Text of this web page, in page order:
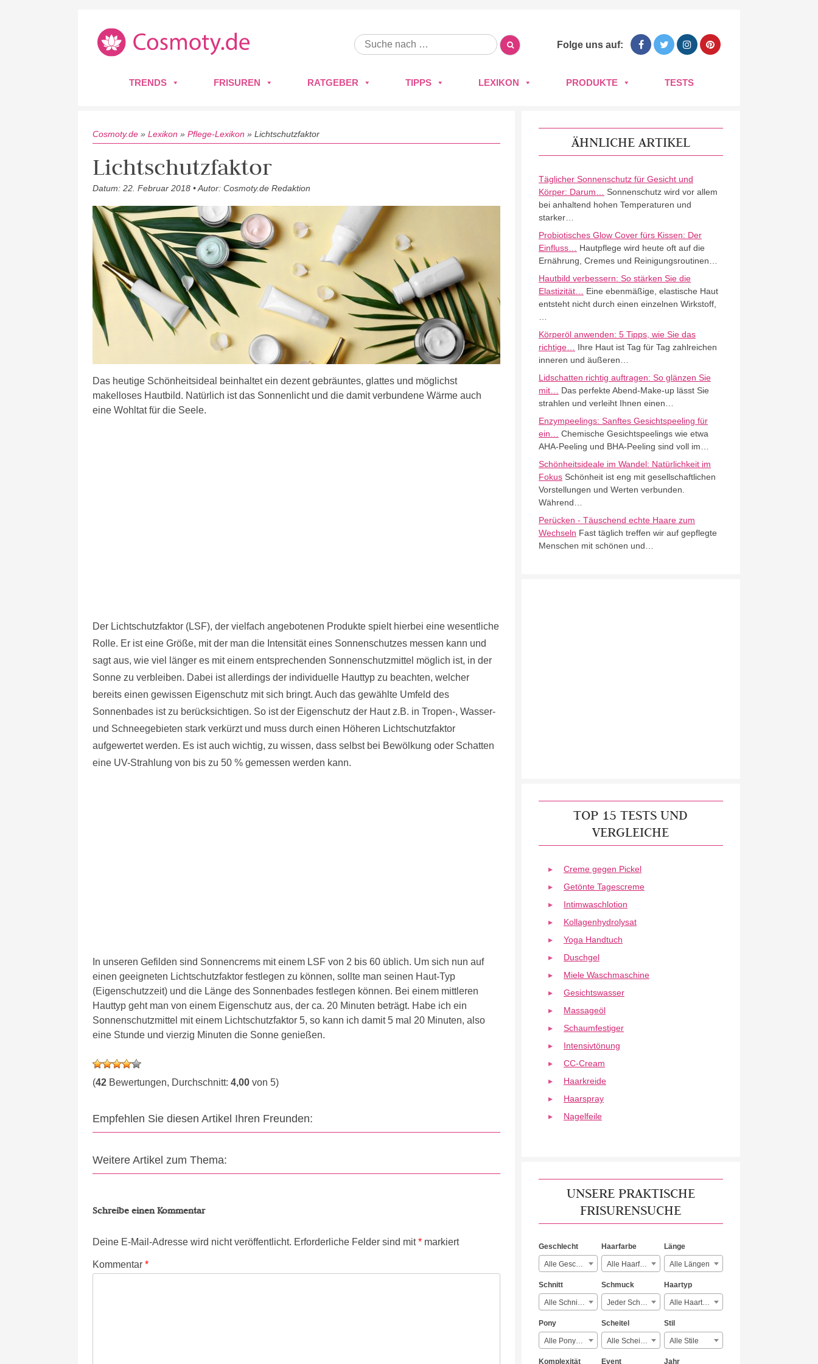
Folge uns auf:
TRENDS FRISUREN RATGEBER TIPPS LEXIKON PRODUKTE TESTS
Cosmoty.de » Lexikon » Pflege-Lexikon » Lichtschutzfaktor
Lichtschutzfaktor
Datum: 22. Februar 2018 • Autor: Cosmoty.de Redaktion
Das heutige Schönheitsideal beinhaltet ein dezent gebräuntes, glattes und möglichst
makelloses Hautbild. Natürlich ist das Sonnenlicht und die damit verbundene Wärme auch
eine Wohltat für die Seele.
Der Lichtschutzfaktor (LSF), der vielfach angebotenen Produkte spielt hierbei eine wesentliche
Rolle. Er ist eine Größe, mit der man die Intensität eines Sonnenschutzes messen kann und
sagt aus, wie viel länger es mit einem entsprechenden Sonnenschutzmittel möglich ist, in der
Sonne zu verbleiben. Dabei ist allerdings der individuelle Hauttyp zu beachten, welcher
bereits einen gewissen Eigenschutz mit sich bringt. Auch das gewählte Umfeld des
Sonnenbades ist zu berücksichtigen. So ist der Eigenschutz der Haut z.B. in Tropen-, Wasser-
und Schneegebieten stark verkürzt und muss durch einen Höheren Lichtschutzfaktor
aufgewertet werden. Es ist auch wichtig, zu wissen, dass selbst bei Bewölkung oder Schatten
eine UV-Strahlung von bis zu 50 % gemessen werden kann.
In unseren Gefilden sind Sonnencrems mit einem LSF von 2 bis 60 üblich. Um sich nun auf
einen geeigneten Lichtschutzfaktor festlegen zu können, sollte man seinen Haut-Typ
(Eigenschutzzeit) und die Länge des Sonnenbades festlegen können. Bei einem mittleren
Hauttyp geht man von einem Eigenschutz aus, der ca. 20 Minuten beträgt. Habe ich ein
Sonnenschutzmittel mit einem Lichtschutzfaktor 5, so kann ich damit 5 mal 20 Minuten, also
eine Stunde und vierzig Minuten die Sonne genießen.
(42 Bewertungen, Durchschnitt: 4,00 von 5)
Empfehlen Sie diesen Artikel Ihren Freunden:
Weitere Artikel zum Thema:
Schreibe einen Kommentar
Deine E-Mail-Adresse wird nicht veröffentlicht. Erforderliche Felder sind mit* markiert
Kommentar *
ÄHNLICHE ARTIKEL
Täglicher Sonnenschutz für Gesicht und
Körper: Darum…
Sonnenschutz wird vor allem
bei anhaltend hohen Temperaturen und
starker…
Probiotisches Glow Cover fürs Kissen: Der
Einfluss…
Hautpflege wird heute oft auf die
Ernährung, Cremes und Reinigungsroutinen…
Hautbild verbessern: So stärken Sie die
Elastizität…
Eine ebenmäßige, elastische Haut
entsteht nicht durch einen einzelnen Wirkstoff,
Körperöl anwenden: 5 Tipps, wie Sie das
richtige…
Ihre Haut ist Tag für Tag zahlreichen
inneren und äußeren…
Lidschatten richtig auftragen: So glänzen Sie
mit…
Das perfekte Abend-Make-up lässt Sie
strahlen und verleiht Ihnen einen…
Enzympeelings: Sanftes Gesichtspeeling für
ein…
Chemische Gesichtspeelings wie etwa
AHA-Peeling und BHA-Peeling sind voll im…
Schönheitsideale im Wandel: Natürlichkeit im
FokusSchönheit ist eng mit gesellschaftlichen
Vorstellungen und Werten verbunden.
Während…
Perücken - Täuschend echte Haare zum
Wechseln Fast täglich treffen wir auf gepflegte
Menschen mit schönen und…
TOP 15 TESTS UND
VERGLEICHE
Creme gegen Pickel
Getönte Tagescreme
Intimwaschlotion
Kollagenhydrolysat
Yoga Handtuch
Duschgel
Miele Waschmaschine
Gesichtswasser
Massageöl
Schaumfestiger
Intensivtönung
CC-Cream
Haarkreide
Haarspray
Nagelfeile
UNSERE PRAKTISCHE
FRISURENSUCHE
Geschlecht
Alle Geschlechter
Haarfarbe
Alle Haarfarben
Länge
Alle Längen
Schnitt
Alle Schnitte
Schmuck
Jeder Schmuck
Haartyp
Alle Haartypen
Pony
Alle Ponyarten
Scheitel
Alle Scheitelarten
Stil
Alle Stile
Komplexität Event Jahr